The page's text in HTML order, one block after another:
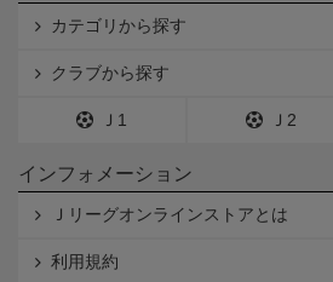
カテゴリから探す
クラブから探す
Ｊ1 Ｊ2
インフォメーション
Ｊリーグオンラインストアとは
利用規約